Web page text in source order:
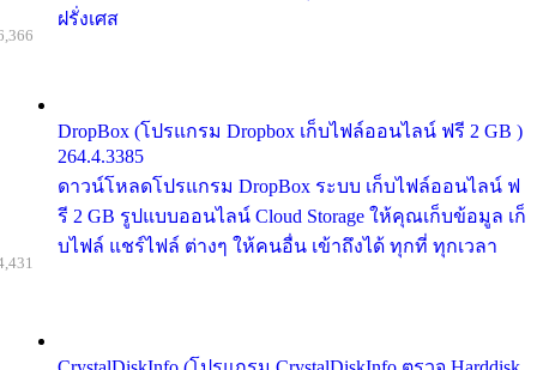
ฝรั่งเศส
DropBox (โปรแกรม Dropbox เก็บไฟล์ออนไลน์ ฟรี 2 GB )
264.4.3385
ดาวน์โหลดโปรแกรม DropBox ระบบ เก็บไฟล์ออนไลน์ ฟ
รี 2 GB รูปแบบออนไลน์ Cloud Storage ให้คุณเก็บข้อมูล เก็
บไฟล์ แชร์ไฟล์ ต่างๆ ให้คนอื่น เข้าถึงได้ ทุกที่ ทุกเวลา